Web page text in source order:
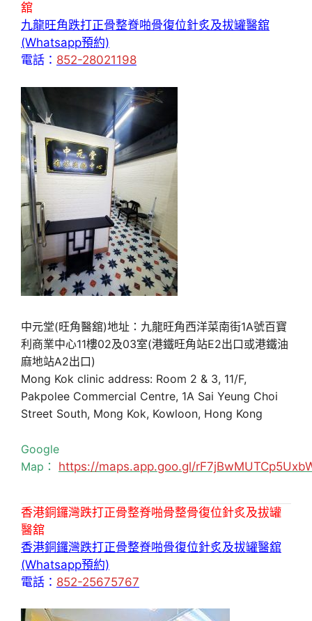
舘
九龍旺角跌打正骨整脊啪骨復位針炙及拔罐醫舘
(Whatsapp預約)
電話： 852-28021198
中元堂(旺角醫舘)地址：九龍旺角西洋菜南街1A號百寶
利商業中心11樓02及03室(港鐵旺角站E2出口或港鐵油
麻地站A2出口)
Mong Kok clinic address: Room 2 & 3, 11/F,
Pakpolee Commercial Centre, 1A Sai Yeung Choi
Street South, Mong Kok, Kowloon, Hong Kong
Google
Map： https://maps.app.goo.gl/
香港銅鑼灣跌打正骨整脊啪骨整骨復位針炙及拔罐
醫舘
香港銅鑼灣跌打正骨整脊啪骨復位針炙及拔罐醫舘
(Whatsapp預約)
電話： 852-25675767